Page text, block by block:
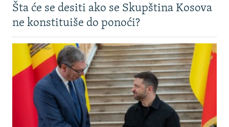
Šta će se desiti ako se Skupština Kosova
ne konstituiše do ponoći?